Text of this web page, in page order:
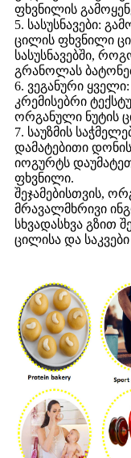
ფხვნილის
5. სასუსნავები:
ცილის ფხვნილი
სასუსნავებში,
გრანოლას
6. ვეგანური
კრემისებრი
ორგანული ნუტის
7. საუზმის
დამატებითი
იოგურტს
ფხვნილი.
შეჯამებისთვის,
მრავალმხრივი
სხვადასხვა გზით
ცილისა და